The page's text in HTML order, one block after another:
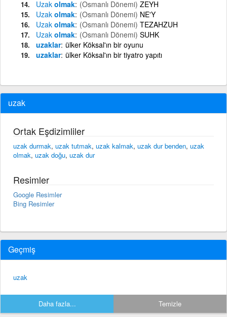
Uzak olmak (Osmanlı Dönemi) ZEYH
Uzak olmak (Osmanlı Dönemi) NE'Y
Uzak olmak (Osmanlı Dönemi) TEZAHZUH
Uzak olmak (Osmanlı Dönemi) SUHK
uzaklar ülker Köksal'ın bir oyunu
uzaklar ülker Köksal'ın bir tiyatro yapıtı
uzak
Ortak Eşdizimliler
uzak durmak, uzak tutmak, uzak kalmak, uzak dur benden, uzak
olmak, uzak doğu, uzak dur
Resimler
Google Resimler
Bing Resimler
Geçmiş
uzak
Daha fazla... Temizle